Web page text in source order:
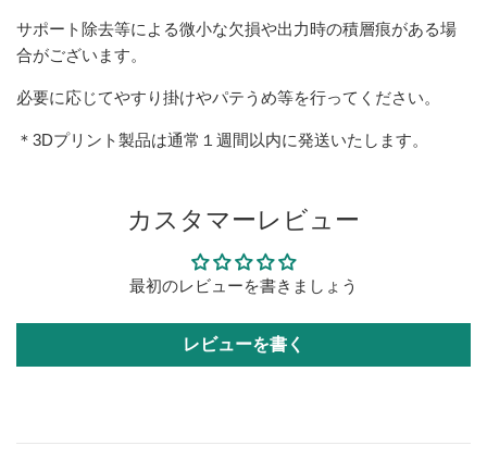
サポート除去等による微小な欠損や出力時の積層痕がある場
合がございます。
必要に応じてやすり掛けやパテうめ等を行ってください。
＊3Dプリント製品は通常１週間以内に発送いたします。
カスタマーレビュー
最初のレビューを書きましょう
レビューを書く